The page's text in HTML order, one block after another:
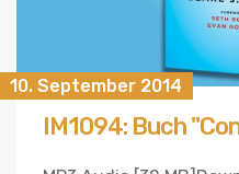
10. September 2014
IM1094: Buch